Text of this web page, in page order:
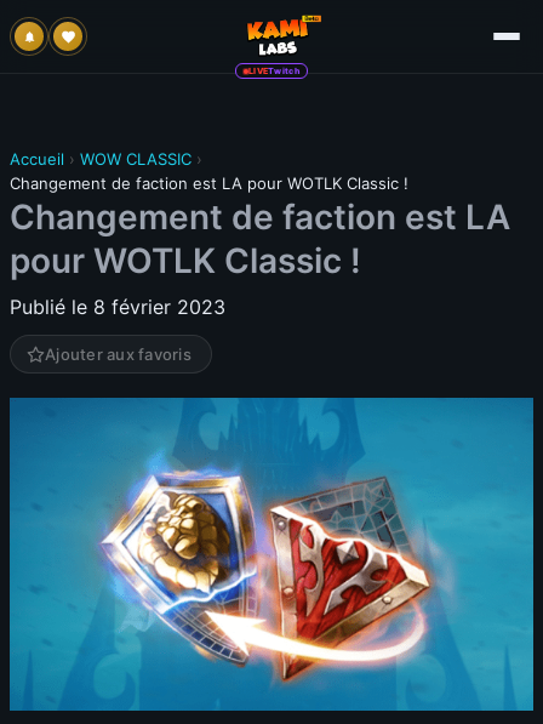
LIVETwitch
Accueil › WOW CLASSIC ›
Changement de faction est LA pour WOTLK Classic !
Changement de faction est LA
pour WOTLK Classic !
Publié le 8 février 2023
Ajouter aux favoris